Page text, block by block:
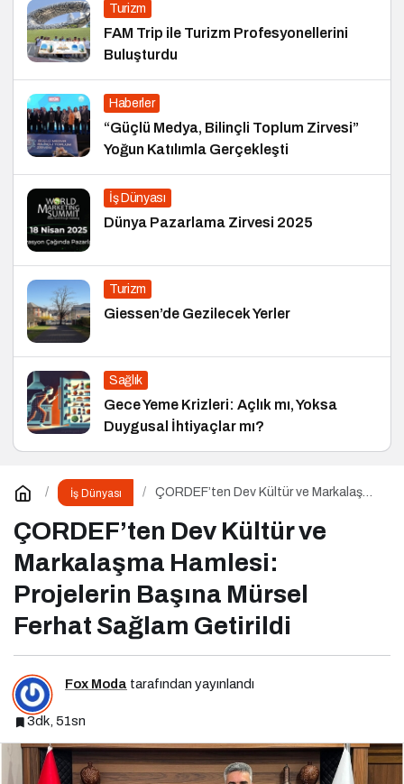
Turizm
FAM Trip ile Turizm Profesyonellerini
Buluşturdu
Haberler
“Güçlü Medya, Bilinçli Toplum Zirvesi”
Yoğun Katılımla Gerçekleşti
İş Dünyası
Dünya Pazarlama Zirvesi 2025
Turizm
Giessen’de Gezilecek Yerler
Sağlık
Gece Yeme Krizleri: Açlık mı, Yoksa
Duygusal İhtiyaçlar mı?
İş Dünyası
ÇORDEF’ten Dev Kültür ve Markalaşma
Ferhat Sağlam Getirildi
ÇORDEF’ten Dev Kültür ve
Markalaşma Hamlesi:
Projelerin Başına Mürsel
Ferhat Sağlam Getirildi
Fox Moda tarafından yayınlandı
3dk, 51sn